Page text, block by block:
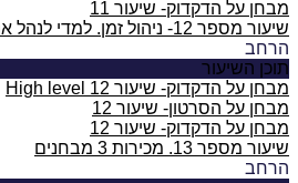
מבחן על הדקדוק- שיעור 11
שיעור מספר 12- ניהול זמן. למדי לנהל את הזמן היקר שלך ביעילות.
הרחב
תוכן השיעור
מבחן על הדקדוק- שיעור 12 High level
מבחן על הסרטון- שיעור 12
מבחן על הדקדוק- שיעור 12
שיעור מספר 13. מכירות
3 מבחנים
הרחב